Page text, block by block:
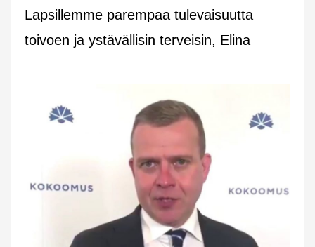
Lapsillemme parempaa tulevaisuutta
toivoen ja ystävällisin terveisin, Elina